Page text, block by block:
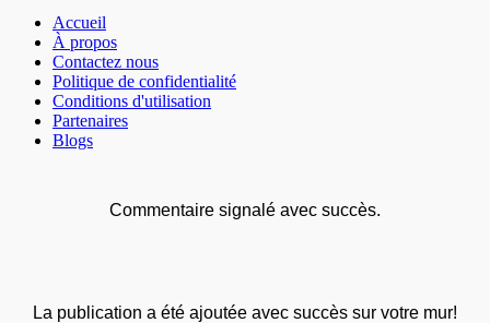
Accueil
À propos
Contactez nous
Politique de confidentialité
Conditions d'utilisation
Partenaires
Blogs
Commentaire signalé avec succès.
La publication a été ajoutée avec succès sur votre mur!